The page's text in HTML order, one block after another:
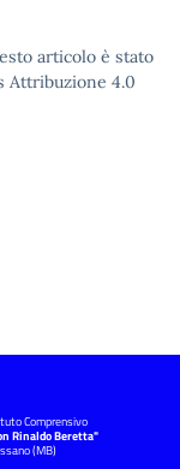
articolo è stato
Attribuzione 4.0
Comprensivo
Rinaldo Beretta"
(MB)